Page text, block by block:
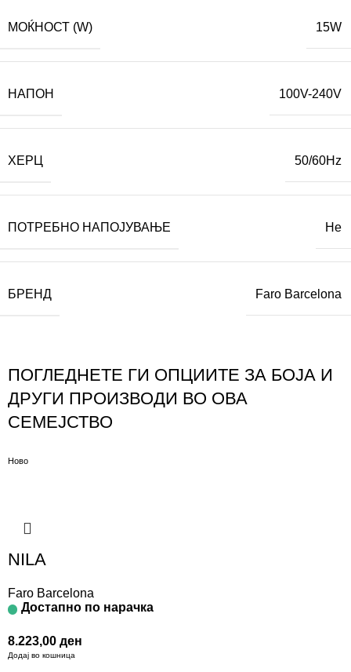
МОЌНОСТ (W) 15W
НАПОН 100V-240V
ХЕРЦ 50/60Hz
ПОТРЕБНО НАПОЈУВАЊЕ Не
БРЕНД Faro Barcelona
ПОГЛЕДНЕТЕ ГИ ОПЦИИТЕ ЗА БОЈА И
ДРУГИ ПРОИЗВОДИ ВО ОВА
СЕМЕЈСТВО
Ново
NILA
Faro Barcelona
Достапно по нарачка
8.223,00 ден
Додај во кошница